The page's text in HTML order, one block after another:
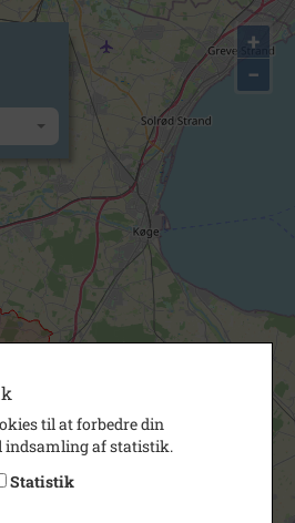
+
−
til at forbedre din
indsamling af statistik.
Statistik